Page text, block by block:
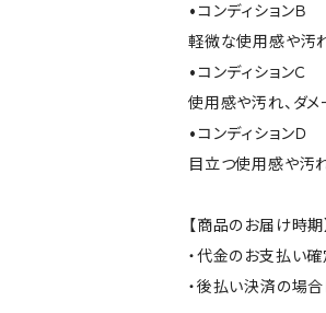
•コンディションＢ
軽微な使用感や汚
•コンディションＣ
使用感や汚れ、ダ
•コンディションＤ
目立つ使用感や汚
【商品のお届け時期】
・代金のお支払い
・後払い決済の場